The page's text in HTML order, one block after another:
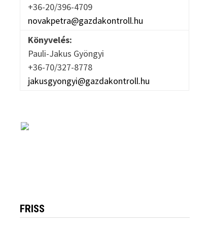
+36-20/396-4709
novakpetra@gazdakontroll.hu
Könyvelés:
Pauli-Jakus Gyöngyi
+36-70/327-8778
jakusgyongyi@gazdakontroll.hu
FRISS